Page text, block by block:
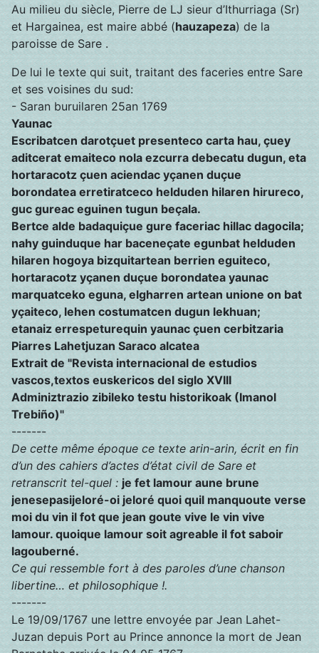
Au milieu du siècle, Pierre de LJ sieur d’Ithurriaga (Sr)
et Hargainea, est maire abbé (hauzapeza) de la
paroisse de Sare .
De lui le texte qui suit, traitant des faceries entre Sare
et ses voisines du sud:
- Saran buruilaren 25an 1769
Yaunac
Escribatcen darotçuet presenteco carta hau, çuey
aditcerat emaiteco nola ezcurra debecatu dugun, eta
hortaracotz çuen aciendac yçanen duçue
borondatea erretiratceco helduden hilaren hirureco,
guc gureac eguinen tugun beçala.
Bertce alde badaquiçue gure faceriac hillac dagocila;
nahy guinduque har baceneçate egunbat helduden
hilaren hogoya bizquitartean berrien eguiteco,
hortaracotz yçanen duçue borondatea yaunac
marquatceko eguna, elgharren artean unione on bat
yçaiteco, lehen costumatcen dugun lekhuan;
etanaiz errespeturequin yaunac çuen cerbitzaria
Piarres Lahetjuzan Saraco alcatea
Extrait de "Revista internacional de estudios
vascos,textos euskericos del siglo XVIII
Adminiztrazio zibileko testu historikoak (Imanol
Trebiño)"
-------
De cette même époque ce texte arin-arin, écrit en fin
d’un des cahiers d’actes d’état civil de Sare et
retranscrit tel-quel : je fet lamour aune brune
jenesepasijeloré-oi jeloré quoi quil manquoute verse
moi du vin il fot que jean goute vive le vin vive
lamour. quoique lamour soit agreable il fot saboir
lagouberné.
Ce qui ressemble fort à des paroles d’une chanson
libertine… et philosophique !.
-------
Le 19/09/1767 une lettre envoyée par Jean Lahet-
Juzan depuis Port au Prince annonce la mort de Jean